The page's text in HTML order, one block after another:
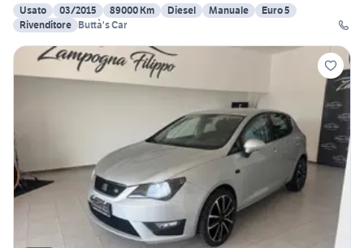
Usato
03/2015 89000 Km Diesel Manuale
Euro 5
Rivenditore Buttà's Car